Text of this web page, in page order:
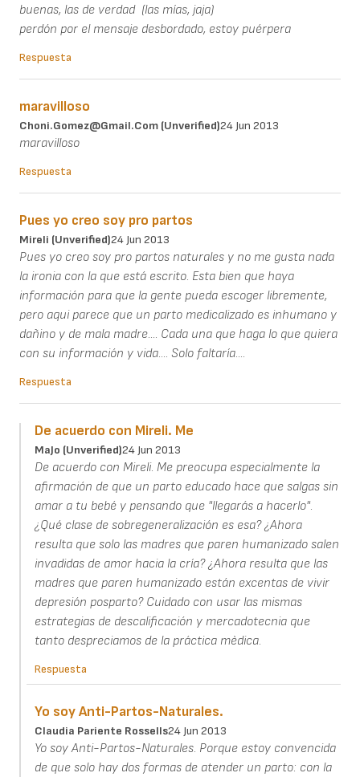
buenas, las de verdad (las mías, jaja)
perdón por el mensaje desbordado, estoy puérpera
Respuesta
maravilloso
Choni.gomez@gmail.com (unverified)24 Jun 2013
maravilloso
Respuesta
Pues yo creo soy pro partos
Mireli (unverified)24 Jun 2013
Pues yo creo soy pro partos naturales y no me gusta nada
la ironia con la que está escrito. Esta bien que haya
información para que la gente pueda escoger libremente,
pero aqui parece que un parto medicalizado es inhumano y
dañino y de mala madre.... Cada una que haga lo que quiera
con su información y vida.... Solo faltaría....
Respuesta
De acuerdo con Mireli. Me
MaJo (unverified)24 Jun 2013
De acuerdo con Mireli. Me preocupa especialmente la
afirmación de que un parto educado hace que salgas sin
amar a tu bebé y pensando que "llegarás a hacerlo".
¿Qué clase de sobregeneralización es esa? ¿Ahora
resulta que solo las madres que paren humanizado salen
invadidas de amor hacia la cría? ¿Ahora resulta que las
madres que paren humanizado están excentas de vivir
depresión posparto? Cuidado con usar las mismas
estrategias de descalificación y mercadotecnia que
tanto despreciamos de la práctica mèdica.
Respuesta
Yo soy Anti-Partos-Naturales.
Claudia Pariente Rossells24 Jun 2013
Yo soy Anti-Partos-Naturales. Porque estoy convencida
de que solo hay dos formas de atender un parto: con la